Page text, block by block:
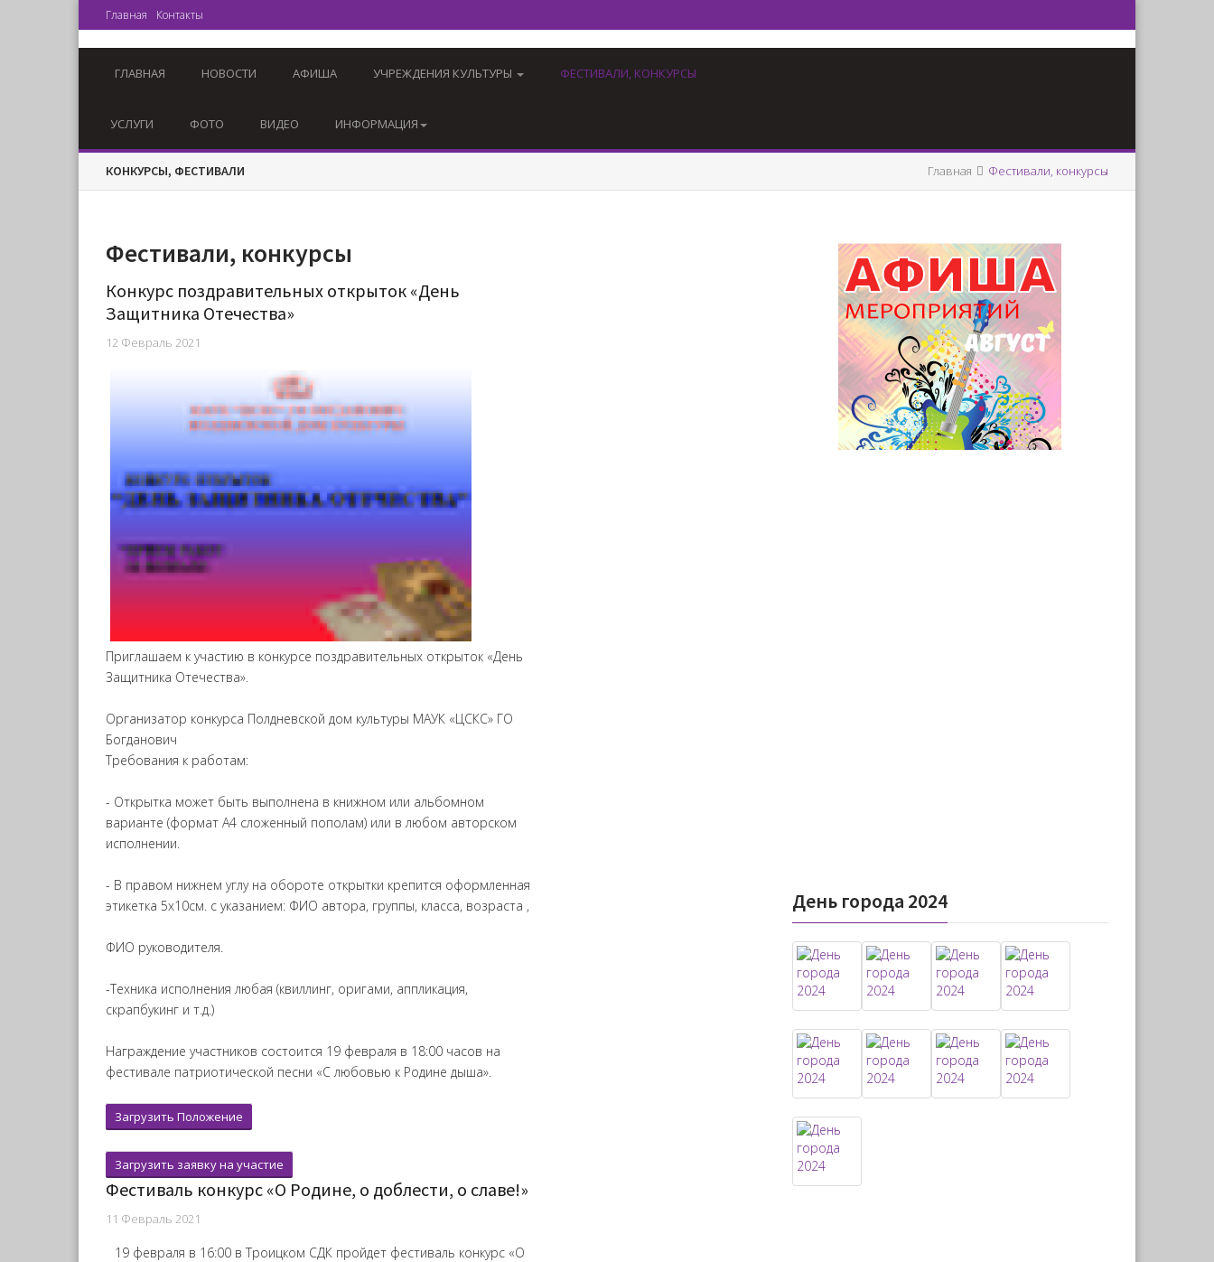
Главная Контакты
ГЛАВНАЯ НОВОСТИ АФИША УЧРЕЖДЕНИЯ КУЛЬТУРЫ ФЕСТИВАЛИ, КОНКУРСЫ
УСЛУГИ ФОТО ВИДЕО ИНФОРМАЦИЯ
КОНКУРСЫ, ФЕСТИВАЛИ Главная Фестивали, конкурсы
Фестивали, конкурсы
Конкурс поздравительных открыток «День
Защитника Отечества»
12 Февраль 2021
Приглашаем к участию в конкурсе поздравительных открыток «День
Защитника Отечества».
Организатор конкурса Полдневской дом культуры МАУК «ЦСКС» ГО
Богданович
Требования к работам:
- Открытка может быть выполнена в книжном или альбомном
варианте (формат А4 сложенный пополам) или в любом авторском
исполнении.
- В правом нижнем углу на обороте открытки крепится оформленная
этикетка 5х10см. с указанием: ФИО автора, группы, класса, возраста ,
ФИО руководителя.
-Техника исполнения любая (квиллинг, оригами, аппликация,
скрапбукинг и т.д.)
Награждение участников состоится 19 февраля в 18:00 часов на
фестивале патриотической песни «С любовью к Родине дыша».
Загрузить Положение
Загрузить заявку на участие
Фестиваль конкурс «О Родине, о доблести, о славе!»
11 Февраль 2021
19 февраля в 16:00 в Троицком СДК пройдет фестиваль конкурс «О
День города 2024